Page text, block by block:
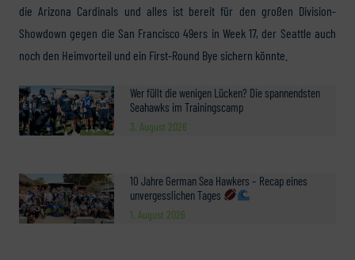
Wer füllt die wenigen Lücken? Die spannendsten
Seahawks im Trainingscamp
3. August 2026
10 Jahre German Sea Hawkers – Recap eines
unvergesslichen Tages
1. August 2026
die Arizona Cardinals und alles ist bereit für den großen Division-
Showdown gegen die San Francisco 49ers in Week 17, der Seattle auch
noch den Heimvorteil und ein First-Round Bye sichern könnte.